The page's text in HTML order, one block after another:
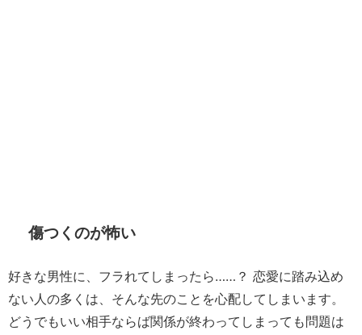
傷つくのが怖い
好きな男性に、フラれてしまったら……？ 恋愛に踏み込め
ない人の多くは、そんな先のことを心配してしまいます。
どうでもいい相手ならば関係が終わってしまっても問題は